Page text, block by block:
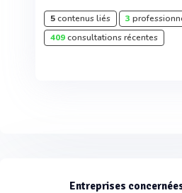
5contenus liés 3
409consultations récentes
Entreprises